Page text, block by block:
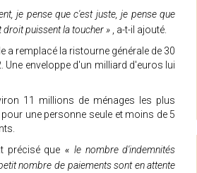
je pense que c'est juste, je pense que
puissent la toucher »
, a-t-il ajouté.
a remplacé la ristourne générale de 30
enveloppe d'un milliard d'euros lui
11 millions de ménages les plus
une personne seule et moins de 5
précisé que « le nombre d'indemnités
nombre de paiements sont en attente